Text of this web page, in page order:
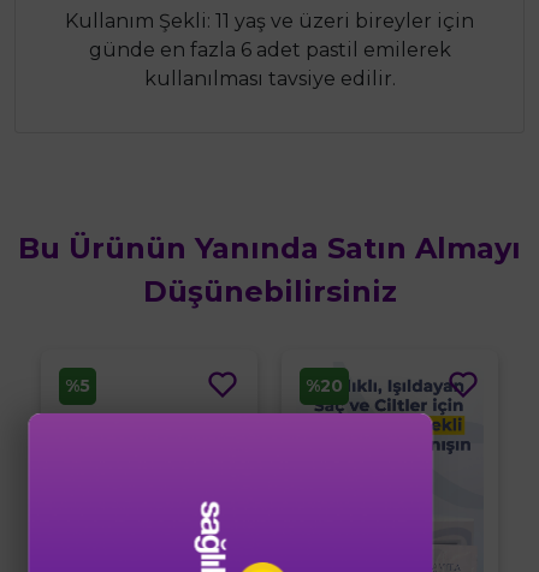
Kullanım Şekli: 11 yaş ve üzeri bireyler için
günde en fazla 6 adet pastil emilerek
kullanılması tavsiye edilir.
Bu Ürünün Yanında Satın Almayı
Düşünebilirsiniz
%5 %20